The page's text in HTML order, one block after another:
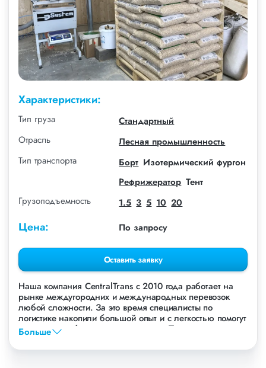
Характеристики:
Тип груза
Стандартный
Отрасль
Лесная промышленность
Тип транспорта
Борт Изотермический фургон
Рефрижератор Тент
Грузоподъемность
1.5 3 5 10 20
Цена: По запросу
Оставить заявку
Наша компания СentralTrans с 2010 года работает на
рынке междугородних и международных перевозок
любой сложности. За это время специалисты по
логистике накопили большой опыт и с легкостью помогут
перевезти любые грузы, в том числе Пеллет.
Осуществляем грузоперевозки Пеллет в Новосибирске,
Больше